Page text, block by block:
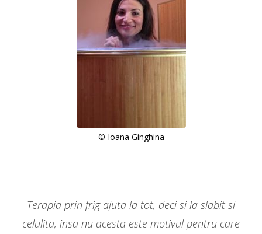
© Ioana Ginghina
Terapia prin frig ajuta la tot, deci si la slabit si
celulita, insa nu acesta este motivul pentru care